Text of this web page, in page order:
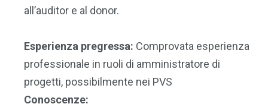
all’auditor e al donor.
Esperienza pregressa: Comprovata esperienza
professionale in ruoli di amministratore di
progetti, possibilmente nei PVS
Conoscenze: